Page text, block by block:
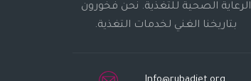
الرعاية الصحية للتغذية. نحن فخورون
بتاريخنا الغني لخدمات التغذية.